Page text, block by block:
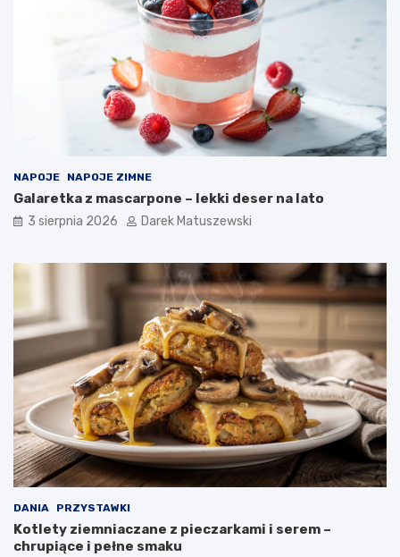
NAPOJE NAPOJE ZIMNE
Galaretka z mascarpone – lekki deser na lato
3 sierpnia 2026 Darek Matuszewski
DANIA PRZYSTAWKI
Kotlety ziemniaczane z pieczarkami i serem –
chrupiące i pełne smaku